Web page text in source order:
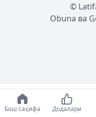
©
Obuna ва
Бош саҳифа Додалари